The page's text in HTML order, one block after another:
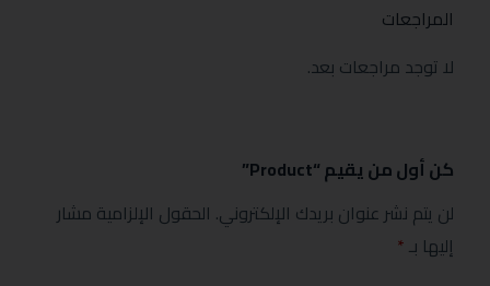
المراجعات
لا توجد مراجعات بعد.
كن أول من يقيم “Product”
لن يتم نشر عنوان بريدك الإلكتروني. الحقول الإلزامية مشار
إليها بـ*